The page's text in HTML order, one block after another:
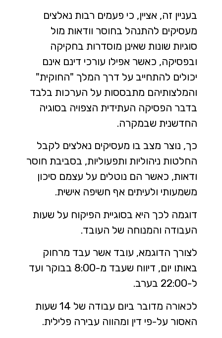
בעניין זה, אציין, כי פעמים רבות נאלצים
מעסיקים להתנהל בחוסר וודאות מול
סוגיות שונות שאינן מוסדרות בחקיקה
ובפסיקה, כאשר אפילו עורכי דינם אינם
יכולים להתחייב על דרך המלך "החוקית"
והמלצותיהם מתבססות על הערכות בלבד
בדבר הפסיקה העתידית הצפויה בסוגיה
החדשנית שבמקרה.
כך, נוצר מצב בו מעסיקים נאלצים לקבל
החלטות ניהוליות ותפעוליות, בסביבת חוסר
ודאות, כאשר הם נוטלים על עצמם סיכון
משמעותי ולעיתים אף חשיפה אישית.
דוגמה לכך היא בסוגיית הפיקוח על שעות
העבודה והמנוחה של העובד.
לצורך הדוגמא, עובד אשר עבד מרחוק
באותו יום, דיווח שעבד מ-8:00 בבוקר ועד
ל-22:00 בערב.
לכאורה מדובר ביום עבודה של 14 שעות
האסור על-פי דין ומהווה עבירה פלילית.